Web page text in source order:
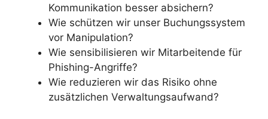
Kommunikation besser absichern?
Wie schützen wir unser Buchungssystem
vor Manipulation?
Wie sensibilisieren wir Mitarbeitende für
Phishing-Angriffe?
Wie reduzieren wir das Risiko ohne
zusätzlichen Verwaltungsaufwand?